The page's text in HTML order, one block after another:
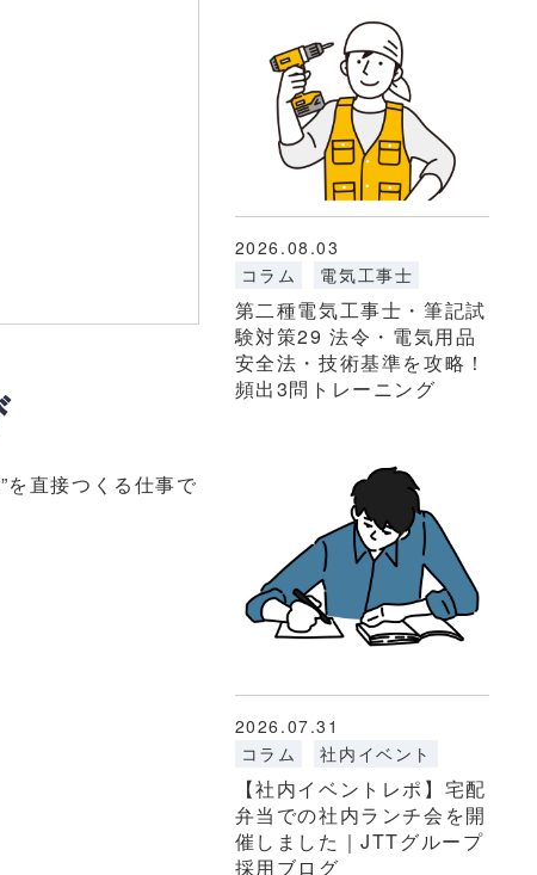
直接つくる仕事で
2026.08.03
コラム
電気工事士
第二種電気工事士・筆記試
験対策29 法令・電気用品
安全法・技術基準を攻略！
頻出3問トレーニング
2026.07.31
コラム
社内イベント
【社内イベントレポ】宅配
弁当での社内ランチ会を開
催しました｜JTTグループ
採用ブログ